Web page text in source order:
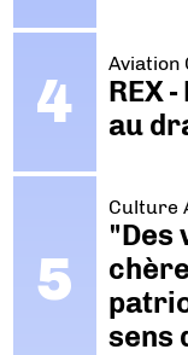
Aviation
REX
au
Culture
"Des
sens